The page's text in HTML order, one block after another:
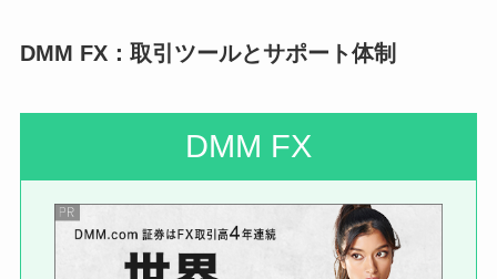
DMM FX：取引ツールとサポート体制
DMM FX